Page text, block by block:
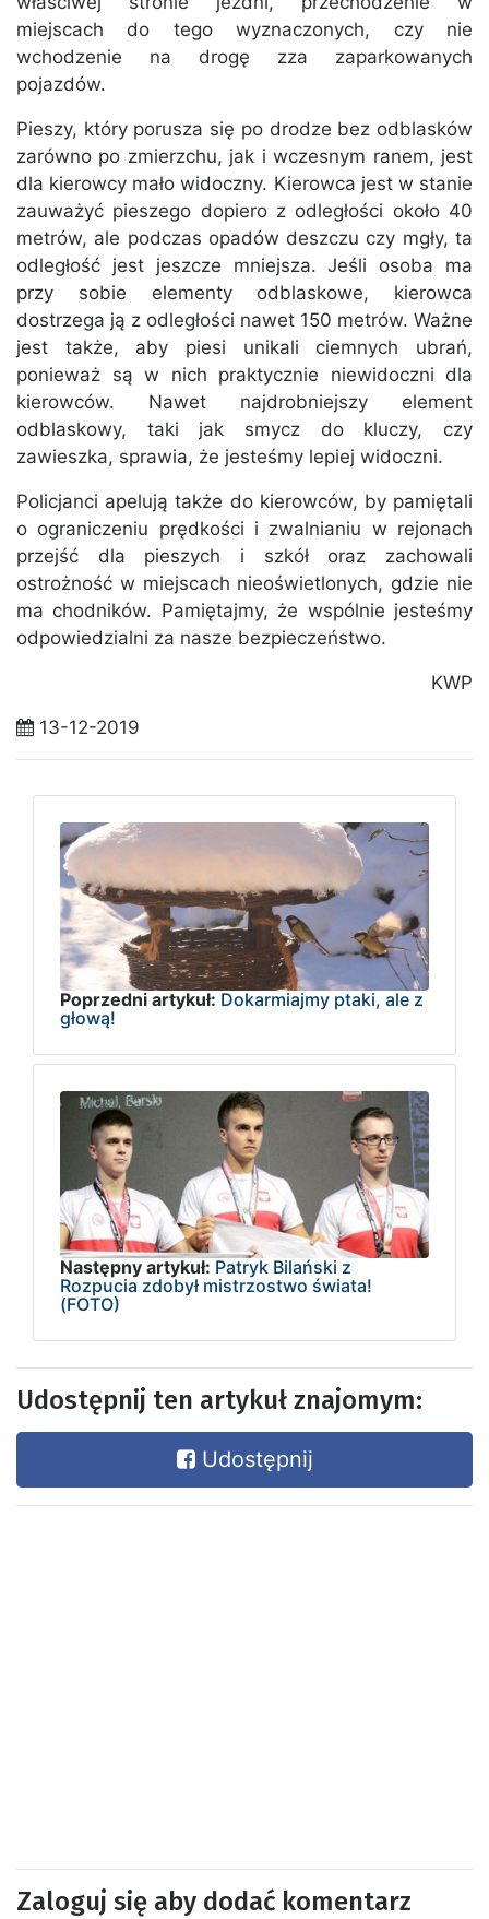
miejscach do tego wyznaczonych, czy nie
wchodzenie na drogę zza zaparkowanych
pojazdów.
Pieszy, który porusza się po drodze bez odblasków
zarówno po zmierzchu, jak i wczesnym ranem, jest
dla kierowcy mało widoczny. Kierowca jest w stanie
zauważyć pieszego dopiero z odległości około 40
metrów, ale podczas opadów deszczu czy mgły, ta
odległość jest jeszcze mniejsza. Jeśli osoba ma
przy sobie elementy odblaskowe, kierowca
dostrzega ją z odległości nawet 150 metrów. Ważne
jest także, aby piesi unikali ciemnych ubrań,
ponieważ są w nich praktycznie niewidoczni dla
kierowców. Nawet najdrobniejszy element
odblaskowy, taki jak smycz do kluczy, czy
zawieszka, sprawia, że jesteśmy lepiej widoczni.
Policjanci apelują także do kierowców, by pamiętali
o ograniczeniu prędkości i zwalnianiu w rejonach
przejść dla pieszych i szkół oraz zachowali
ostrożność w miejscach nieoświetlonych, gdzie nie
ma chodników. Pamiętajmy, że wspólnie jesteśmy
odpowiedzialni za nasze bezpieczeństwo.
KWP
13-12-2019
Poprzedni artykuł: Dokarmiajmy ptaki, ale z
głową!
Następny artykuł: Patryk Bilański z
Rozpucia zdobył mistrzostwo świata!
(FOTO)
Udostępnij ten artykuł znajomym:
Udostępnij
Zaloguj się aby dodać komentarz